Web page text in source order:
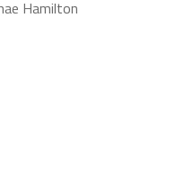
Hamilton